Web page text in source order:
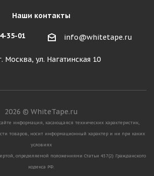
Наши контакты
35-01 info@whitetape.ru
Москва, ул. Нагатинская 10
2026 © WhiteTape.ru
информация, касающаяся технических характеристик,
товаров, носит информационный характер и ни при каких
условиях
определяемой положениями Статьи 437(2) Гражданского
кодекса РФ.